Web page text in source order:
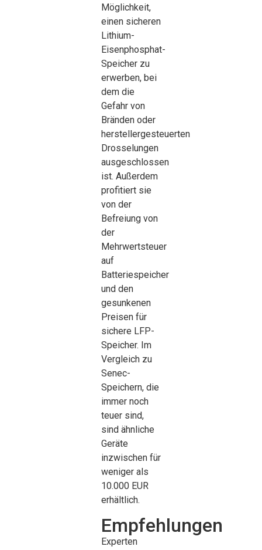
Möglichkeit,
einen sicheren
Lithium-
Eisenphosphat-
Speicher zu
erwerben, bei
dem die
Gefahr von
Bränden oder
herstellergesteuerten
Drosselungen
ausgeschlossen
ist. Außerdem
profitiert sie
von der
Befreiung von
der
Mehrwertsteuer
auf
Batteriespeicher
und den
gesunkenen
Preisen für
sichere LFP-
Speicher. Im
Vergleich zu
Senec-
Speichern, die
immer noch
teuer sind,
sind ähnliche
Geräte
inzwischen für
weniger als
10.000 EUR
erhältlich.
Empfehlungen
Experten